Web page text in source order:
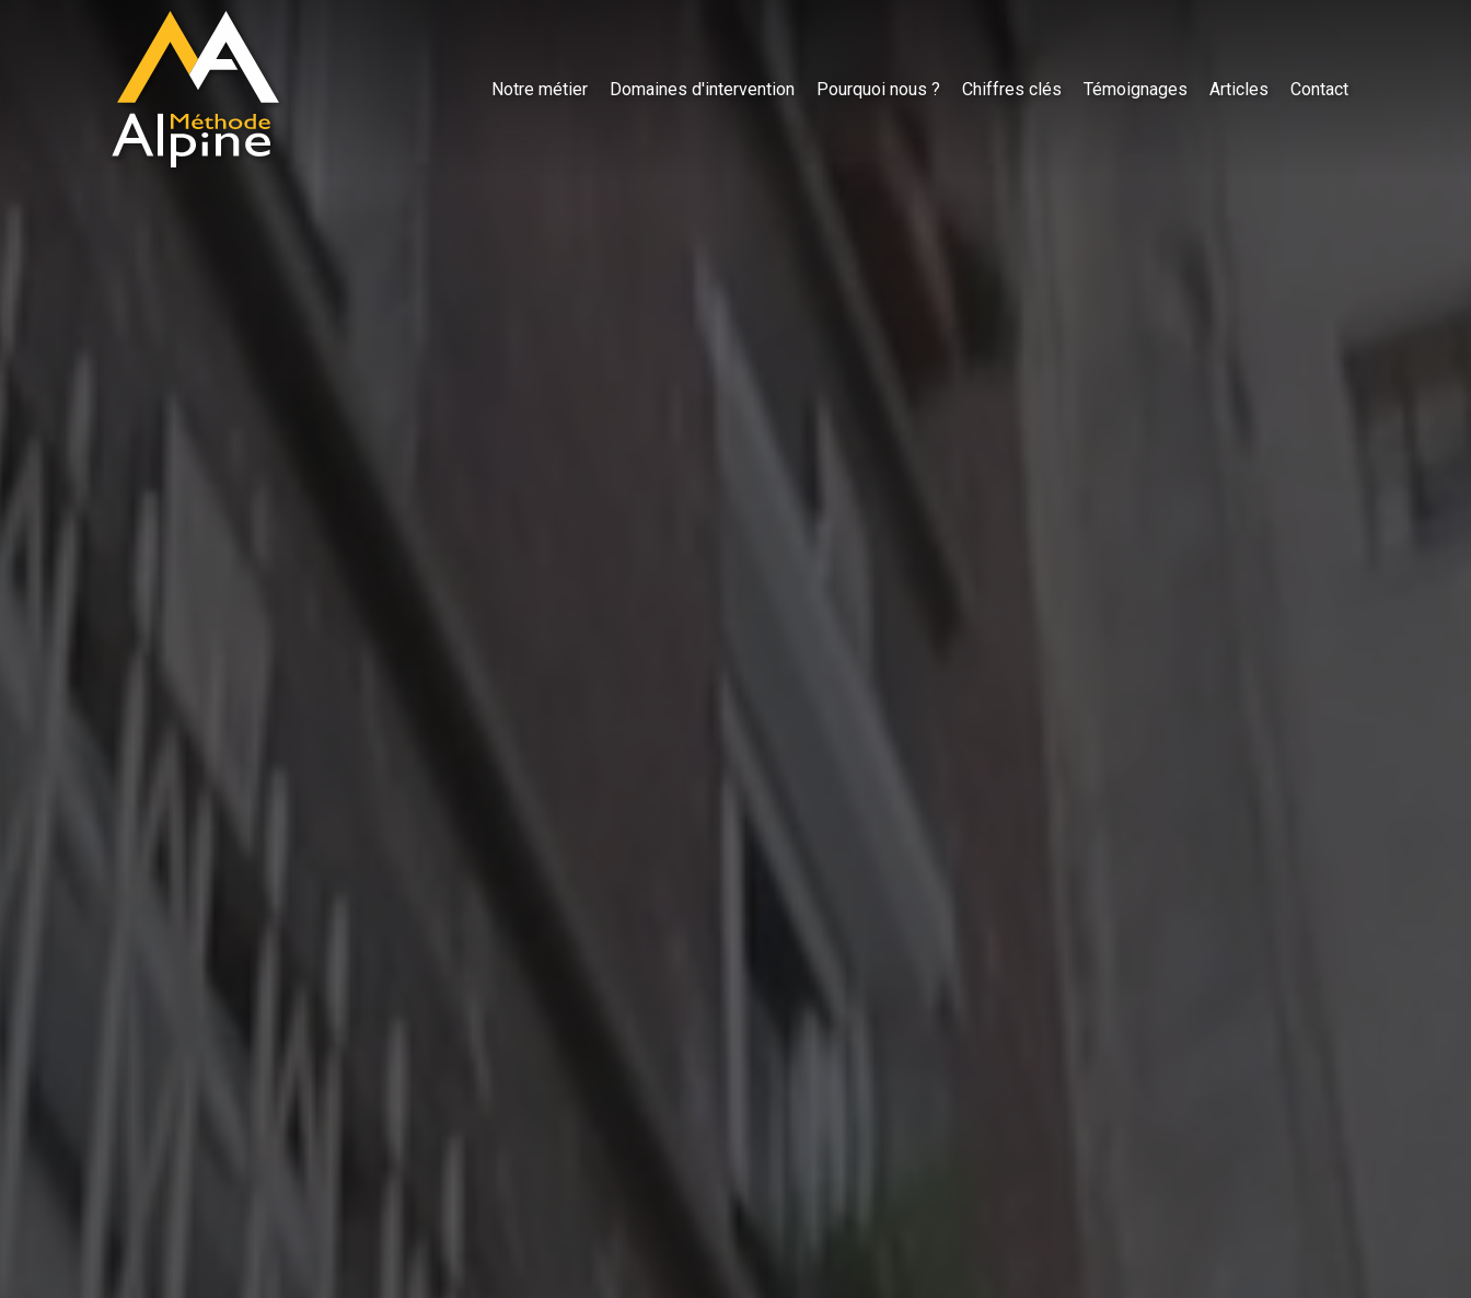
Notre métier Domaines d'intervention Pourquoi nous ? Chiffres clés Témoignages Articles Contact